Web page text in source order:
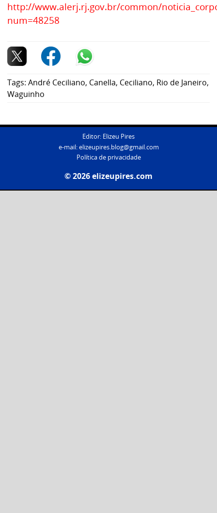
http://www.alerj.rj.gov.br/common/
num=48258
Tags: André Ceciliano, Canella, Ceciliano, Rio de Janeiro,
Waguinho
Editor: Elizeu Pires
e-mail:elizeupires.blog@gmail.com
Política de privacidade
© 2026 elizeupires.com